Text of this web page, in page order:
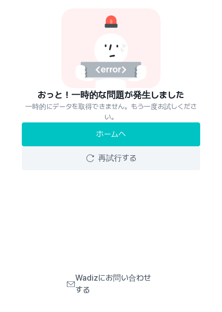
おっと！一時的な問題が発生しました
一時的にデータを取得できません。もう一度お試しくださ
い。
ホームへ
再試行する
Wadizにお問い合わせ
する